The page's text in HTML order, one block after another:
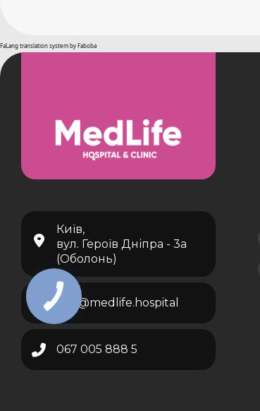
FaLang translation system by Faboba
Київ,
вул. Героїв Дніпра - 3а
(Оболонь)
info@medlife.hospital
067 005 888 5